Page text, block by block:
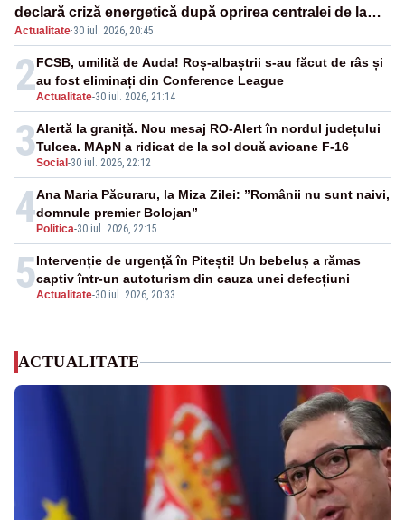
declară criză energetică după oprirea centralei de la
Paks
Actualitate·30 iul. 2026, 20:45
2Actualitate-30 iul. 2026, 21:14
FCSB, umilită de Auda! Roș-albaștrii s-au făcut de râs și
au fost eliminați din Conference League
3Social -30 iul. 2026, 22:12
Alertă la graniță. Nou mesaj RO-Alert în nordul județului
Tulcea. MApN a ridicat de la sol două avioane F-16
4 Politica-30 iul. 2026, 22:15
Ana Maria Păcuraru, la Miza Zilei: ”Românii nu sunt naivi,
domnule premier Bolojan”
5Actualitate-30 iul. 2026, 20:33
Intervenție de urgență în Pitești! Un bebeluș a rămas
captiv într-un autoturism din cauza unei defecțiuni
ACTUALITATE